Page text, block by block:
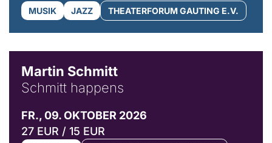
MUSIK JAZZ THEATERFORUM GAUTING E.V.
Martin Schmitt
Schmitt happens
FR., 09. OKTOBER 2026
27 EUR / 15 EUR